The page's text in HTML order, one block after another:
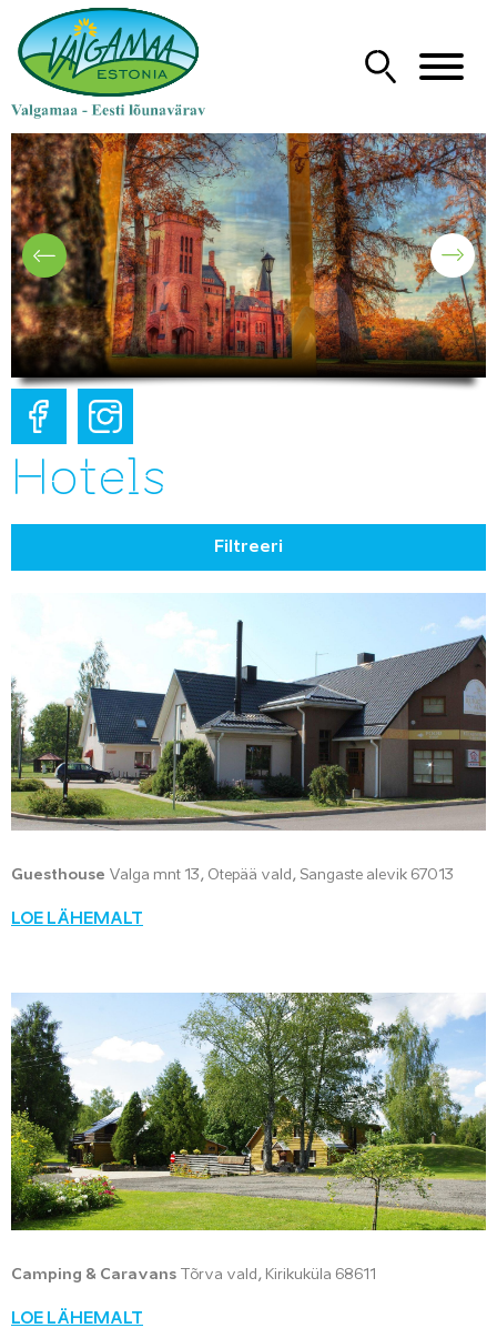
Hotels
Filtreeri
Guesthouse Valga mnt 13, Otepää vald, Sangaste alevik 67013
LOE LÄHEMALT
Camping & Caravans Tõrva vald, Kirikuküla 68611
LOE LÄHEMALT